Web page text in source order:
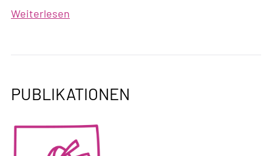
Weiterlesen
PUBLIKATIONEN